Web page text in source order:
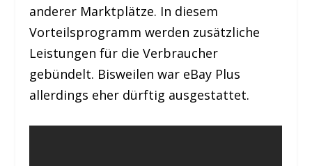
anderer Marktplätze. In diesem
Vorteilsprogramm werden zusätzliche
Leistungen für die Verbraucher
gebündelt. Bisweilen war eBay Plus
allerdings eher dürftig ausgestattet.